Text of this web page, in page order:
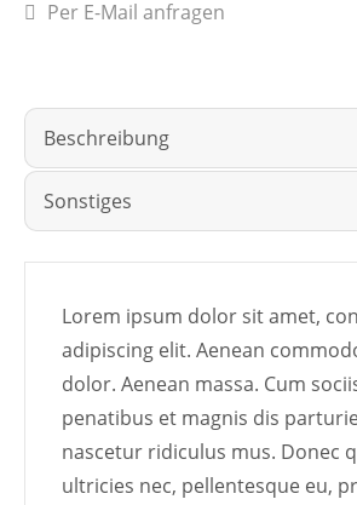
Per E-Mail anfragen
Beschreibung
Sonstiges
Lorem ipsum dolor sit amet,
adipiscing elit. Aenean
dolor. Aenean massa. Cum
penatibus et magnis dis
nascetur ridiculus mus. Donec
ultricies nec, pellentesque eu,